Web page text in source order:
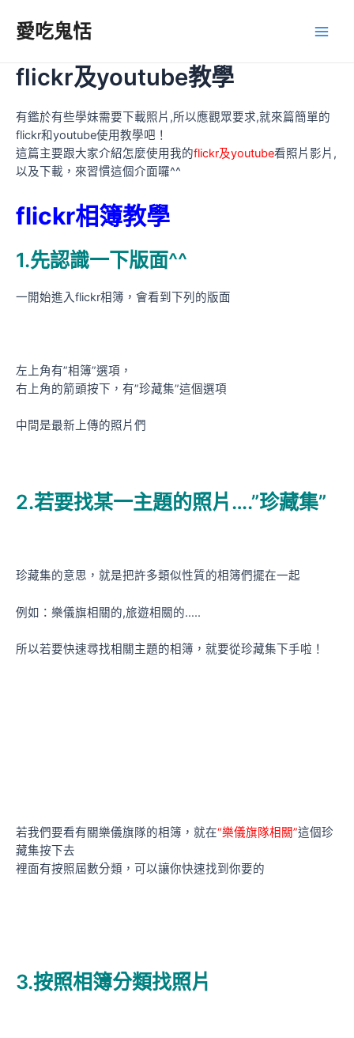
愛吃鬼恬
flickr及youtube教學
有鑑於有些學妹需要下載照片,所以應觀眾要求,就來篇簡單的
flickr和youtube使用教學吧！
這篇主要跟大家介紹怎麼使用我的flickr及youtube看照片影片,
以及下載，來習慣這個介面囉^^
flickr相簿教學
1.先認識一下版面^^
一開始進入flickr相簿，會看到下列的版面
左上角有”相簿”選項，
右上角的箭頭按下，有”珍藏集”這個選項
中間是最新上傳的照片們
2.若要找某一主題的照片….”珍藏集”
珍藏集的意思，就是把許多類似性質的相簿們擺在一起
例如：樂儀旗相關的,旅遊相關的…..
所以若要快速尋找相關主題的相簿，就要從珍藏集下手啦！
若我們要看有關樂儀旗隊的相簿，就在“樂儀旗隊相關”這個珍
藏集按下去
裡面有按照屆數分類，可以讓你快速找到你要的
3.按照相簿分類找照片